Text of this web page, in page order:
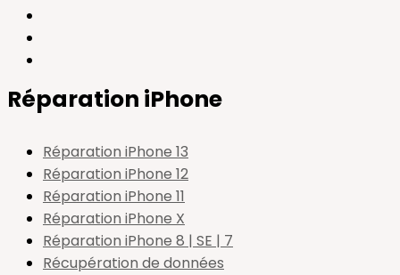
Réparation iPhone
Réparation iPhone 13
Réparation iPhone 12
Réparation iPhone 11
Réparation iPhone X
Réparation iPhone 8 | SE | 7
Récupération de données